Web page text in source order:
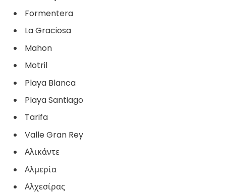
Formentera
La Graciosa
Mahon
Motril
Playa Blanca
Playa Santiago
Tarifa
Valle Gran Rey
Αλικάντε
Αλμερία
Αλχεσίρας